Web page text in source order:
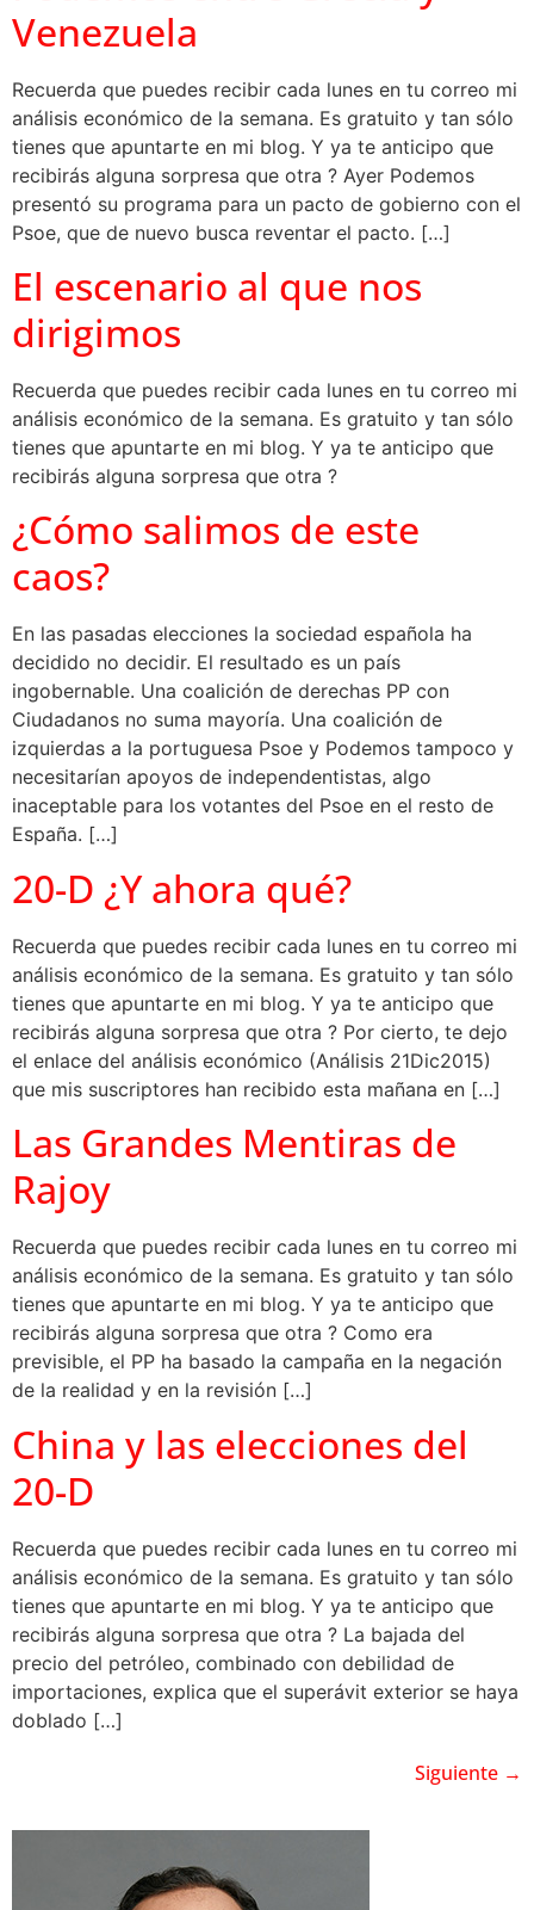
Venezuela
Recuerda que puedes recibir cada lunes en tu correo mi
análisis económico de la semana. Es gratuito y tan sólo
tienes que apuntarte en mi blog. Y ya te anticipo que
recibirás alguna sorpresa que otra ? Ayer Podemos
presentó su programa para un pacto de gobierno con el
Psoe, que de nuevo busca reventar el pacto. […]
El escenario al que nos
dirigimos
Recuerda que puedes recibir cada lunes en tu correo mi
análisis económico de la semana. Es gratuito y tan sólo
tienes que apuntarte en mi blog. Y ya te anticipo que
recibirás alguna sorpresa que otra ?
¿Cómo salimos de este
caos?
En las pasadas elecciones la sociedad española ha
decidido no decidir. El resultado es un país
ingobernable. Una coalición de derechas PP con
Ciudadanos no suma mayoría. Una coalición de
izquierdas a la portuguesa Psoe y Podemos tampoco y
necesitarían apoyos de independentistas, algo
inaceptable para los votantes del Psoe en el resto de
España. […]
20-D ¿Y ahora qué?
Recuerda que puedes recibir cada lunes en tu correo mi
análisis económico de la semana. Es gratuito y tan sólo
tienes que apuntarte en mi blog. Y ya te anticipo que
recibirás alguna sorpresa que otra ? Por cierto, te dejo
el enlace del análisis económico (Análisis 21Dic2015)
que mis suscriptores han recibido esta mañana en […]
Las Grandes Mentiras de
Rajoy
Recuerda que puedes recibir cada lunes en tu correo mi
análisis económico de la semana. Es gratuito y tan sólo
tienes que apuntarte en mi blog. Y ya te anticipo que
recibirás alguna sorpresa que otra ? Como era
previsible, el PP ha basado la campaña en la negación
de la realidad y en la revisión […]
China y las elecciones del
20-D
Recuerda que puedes recibir cada lunes en tu correo mi
análisis económico de la semana. Es gratuito y tan sólo
tienes que apuntarte en mi blog. Y ya te anticipo que
recibirás alguna sorpresa que otra ? La bajada del
precio del petróleo, combinado con debilidad de
importaciones, explica que el superávit exterior se haya
doblado […]
Siguiente →